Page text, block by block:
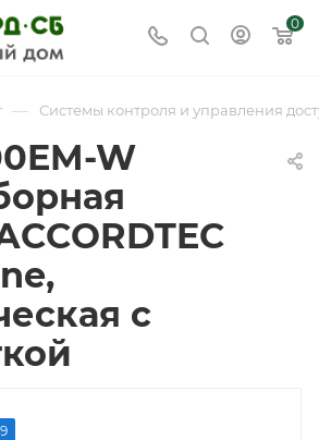
0
— Системы контроля и управления
W
с